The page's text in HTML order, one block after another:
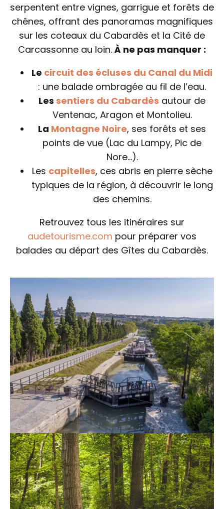
serpentent entre vignes, garrigue et forêts de
chênes, offrant des panoramas magnifiques
sur les coteaux du Cabardès et la Cité de
Carcassonne au loin. À ne pas manquer :
Le circuit des écluses du Canal du Midi
: une balade ombragée au fil de l’eau.
Les sentiers du Cabardès autour de
Ventenac, Aragon et Montolieu.
La Montagne Noire, ses forêts et ses
points de vue (Lac du Lampy, Pic de
Nore…).
Les capitelles, ces abris en pierre sèche
typiques de la région, à découvrir le long
des chemins.
Retrouvez tous les itinéraires sur
audetourisme.com pour préparer vos
balades au départ des Gîtes du Cabardès.
Canal du Midi